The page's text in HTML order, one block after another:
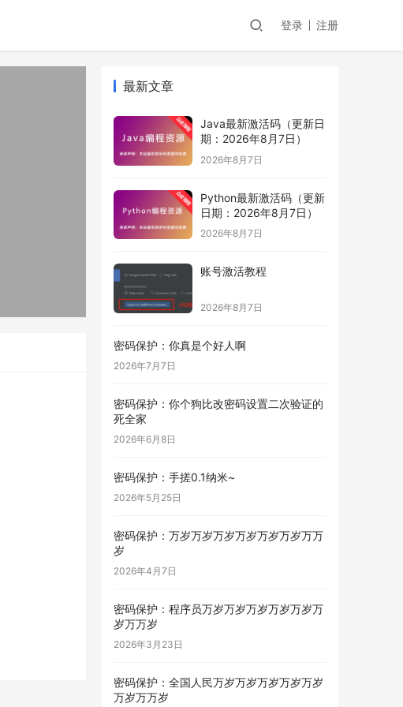
登录 注册
最新文章
Java最新激活码（更新日
期：2026年8月7日）
2026年8月7日
Python最新激活码（更新
日期：2026年8月7日）
2026年8月7日
账号激活教程
2026年8月7日
密码保护：你真是个好人啊
2026年7月7日
密码保护：你个狗比改密码设置二次验证的
死全家
2026年6月8日
密码保护：手搓0.1纳米~
2026年5月25日
密码保护：万岁万岁万岁万岁万岁万岁万万
岁
2026年4月7日
密码保护：程序员万岁万岁万岁万岁万岁万
岁万万岁
2026年3月23日
密码保护：全国人民万岁万岁万岁万岁万岁
万岁万万岁